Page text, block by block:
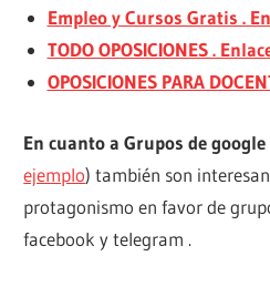
Empleo y Cursos Gratis .
TODO OPOSICIONES .
OPOSICIONES PARA
En cuanto a Grupos de google
ejemplo) también son
protagonismo en favor de
facebook y telegram .